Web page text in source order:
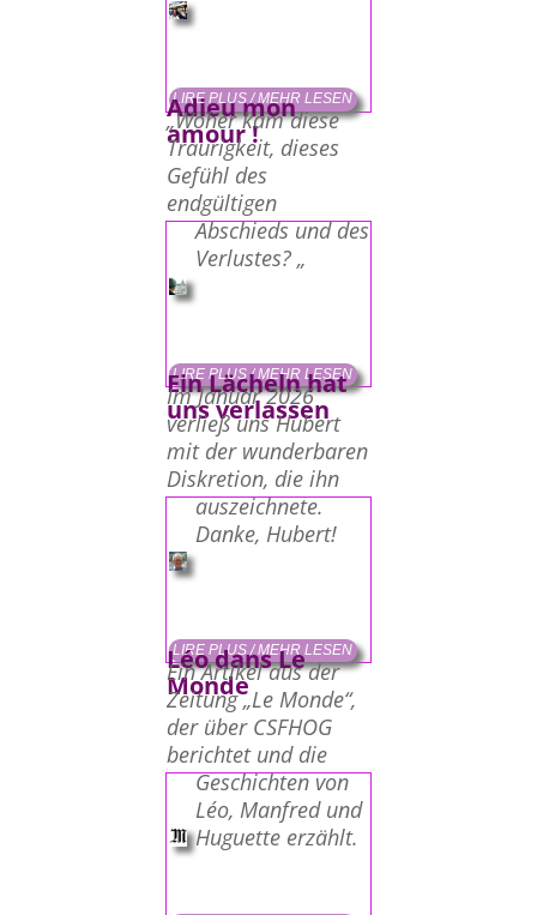
LIRE PLUS / MEHR LESEN
Adieu mon
amour !
„Woher kam diese
Traurigkeit, dieses
Gefühl des
endgültigen
Abschieds und des
Verlustes? „
LIRE PLUS / MEHR LESEN
Ein Lächeln hat
uns verlassen
Im Januar 2026
verließ uns Hubert
mit der wunderbaren
Diskretion, die ihn
auszeichnete.
Danke, Hubert!
LIRE PLUS / MEHR LESEN
Léo dans Le
Monde
Ein Artikel aus der
Zeitung „Le Monde“,
der über CSFHOG
berichtet und die
Geschichten von
Léo, Manfred und
Huguette erzählt.